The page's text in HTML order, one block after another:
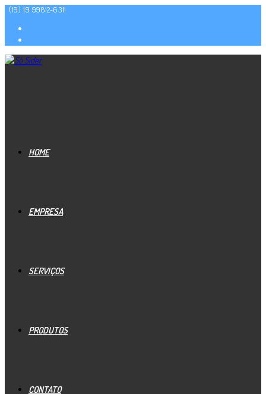
(19) 19 99812-6311
HOME
EMPRESA
SERVIÇOS
PRODUTOS
CONTATO